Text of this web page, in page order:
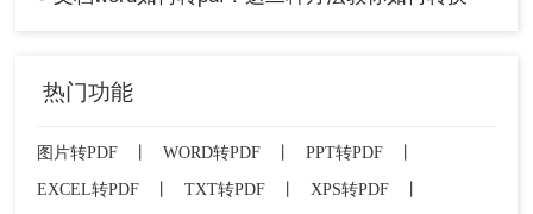
热门功能
图片转PDF WORD转PDF PPT转PDF
EXCEL转PDF
TXT转PDF XPS转PDF